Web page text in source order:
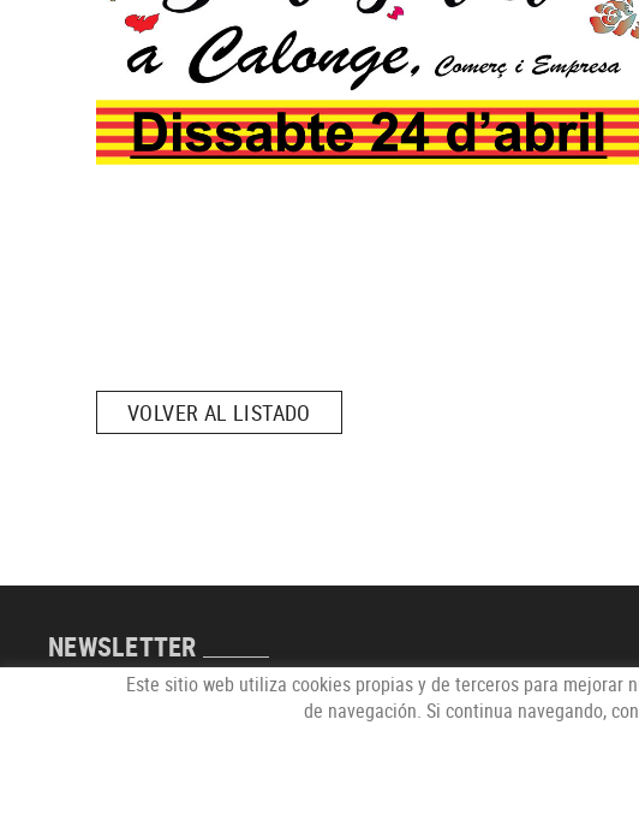
VOLVER AL LISTADO
NEWSLETTER
Este sitio web utiliza cookies propias y de terceros para
de navegación. Si continua navegando,